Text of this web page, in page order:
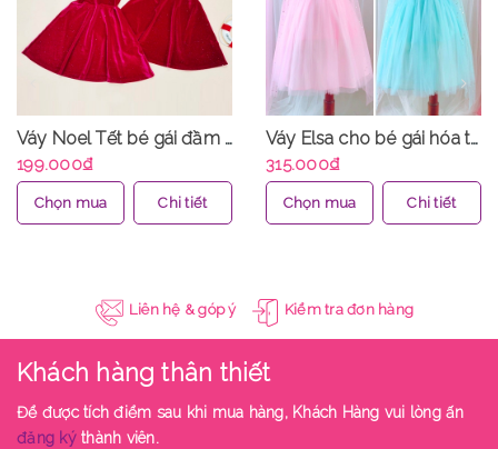
Váy Noel Tết bé gái đầm Tết nhung đỏ baby doll nhãn Place xuất dư xịn chị em mặc cặp cực xinh MamLa
199.000₫
Chọn mua Chi tiết
Váy Elsa cho bé gái hóa trang Halloween dự tiệc công chúa hàng thiết kế chất voan lụa cao cấp tặng kèm áo choàng MamLa
315.000₫
Chọn mua Chi tiết
Liên hệ & góp ý Kiểm tra đơn hàng
Khách hàng thân thiết
Để được tích điểm sau khi mua hàng, Khách Hàng vui lòng ấn
đăng kýthành viên.